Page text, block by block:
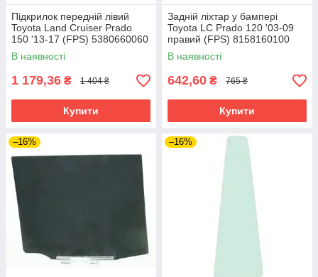
Підкрилок передній лівий
Toyota Land Cruiser Prado
150 '13-17 (FPS) 5380660060
В наявності
1 179,36 ₴ 1 404 ₴
Купити
Задній ліхтар у бампері
Toyota LC Prado 120 '03-09
правий (FPS) 8158160100
В наявності
642,60 ₴ 765 ₴
Купити
–16% –16%